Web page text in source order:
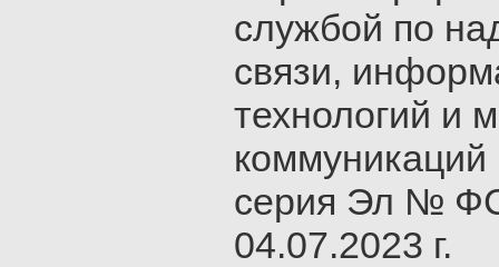
службой по
связи,
технологий и
серия Эл №
04.07.2023 г.